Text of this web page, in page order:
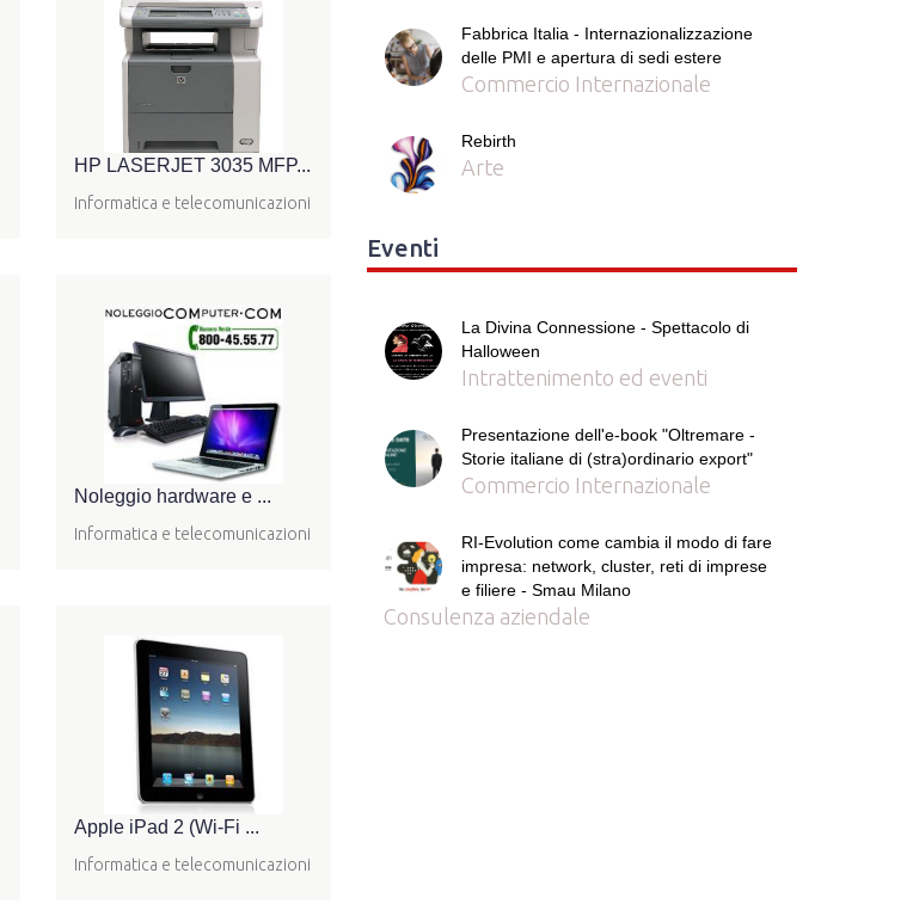
HP LASERJET 3035 MFP...
Informatica e telecomunicazioni
Noleggio hardware e ...
Informatica e telecomunicazioni
Apple iPad 2 (Wi-Fi ...
Informatica e telecomunicazioni
Fabbrica Italia - Internazionalizzazione
delle PMI e apertura di sedi estere
Commercio Internazionale
Rebirth
Arte
Eventi
La Divina Connessione - Spettacolo di
Halloween
Intrattenimento ed eventi
Presentazione dell'e-book "Oltremare -
Storie italiane di (stra)ordinario export"
Commercio Internazionale
RI-Evolution come cambia il modo di fare
impresa: network, cluster, reti di imprese
e filiere - Smau Milano
Consulenza aziendale